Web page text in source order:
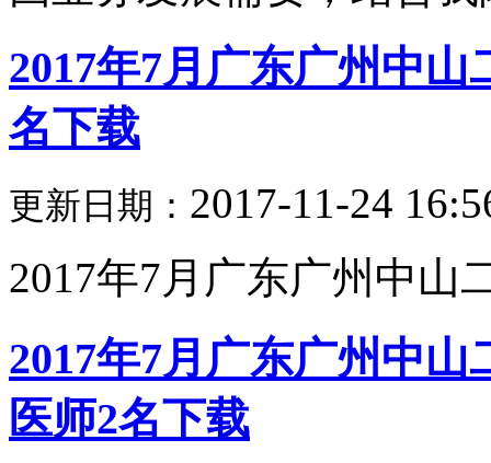
2017年7月广东广州中
名下载
更新日期： 2017-11-24
2017年7月广东广州中山
2017年7月广东广州中
医师2名下载